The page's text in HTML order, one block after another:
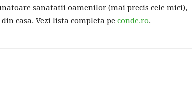
sanatatii oamenilor (mai precis cele mici),
casa. Vezi lista completa pe conde.ro.